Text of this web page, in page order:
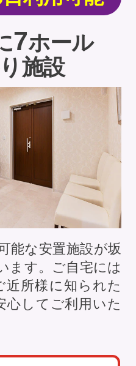
7ホール
施設
能な安置施設が坂
ます。ご自宅には
近所様に知られた
心してご利用いた